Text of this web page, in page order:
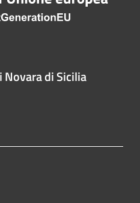
Novara di Sicilia